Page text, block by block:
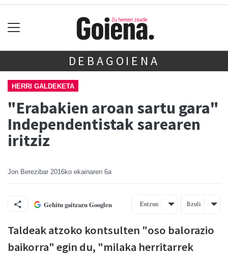
DEBAGOIENA
HERRI GALDEKETA
"Erabakien aroan sartu gara"
Independentistak sarearen
iritziz
Jon Berezibar 2016ko ekainaren 6a
Gehitu gaitzazu Googlen Entzun Itzuli
Taldeak atzoko kontsulten "oso balorazio
baikorra" egin du, "milaka herritarrek